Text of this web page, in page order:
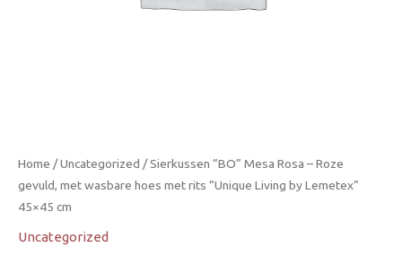
Home /Uncategorized / Sierkussen “BO” Mesa Rosa – Roze
gevuld, met wasbare hoes met rits “Unique Living by Lemetex”
45×45 cm
Uncategorized